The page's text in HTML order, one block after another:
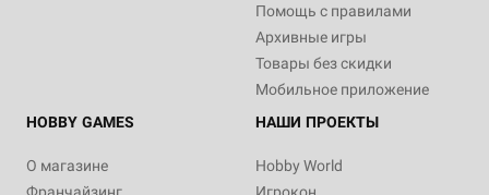
Помощь с правилами
Архивные игры
Товары без скидки
Мобильное приложение
HOBBY GAMES
О магазине
НАШИ ПРОЕКТЫ
Hobby World